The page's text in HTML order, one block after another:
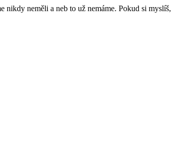
nikdy neměli a neb to už nemáme. Pokud si